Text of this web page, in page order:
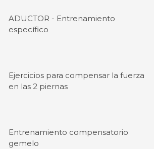
ADUCTOR - Entrenamiento
específico
Ejercicios para compensar la fuerza
en las 2 piernas
Entrenamiento compensatorio
gemelo